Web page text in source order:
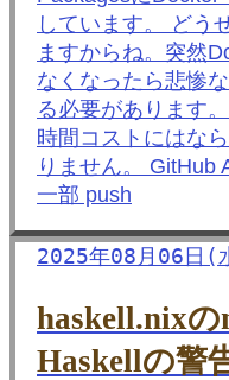
しています。 どう
ますからね。突然
なくなったら悲惨
る必要があります
時間コストにはな
りません。 GitHub
一部 push
2025年08月06日(
haskell.nix
Haskellの警